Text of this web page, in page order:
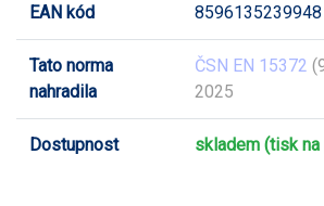
EAN kód 8596135239948
Tato norma
nahradila
ČSN EN 15372
2025
Dostupnost skladem (tisk na